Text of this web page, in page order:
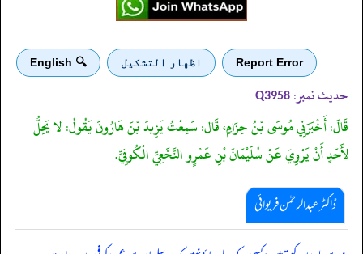
Report Error اظهار التشكيل 🔍 English
حدیث نمبر: Q3958
قَالَ: أَخْبَرَنِي مُوسَى بْنُ حِزَامٍ، قَال: سَمِعْتُ يَزِيدَ بْنَ هَارُونَ يَقُولُ: لا يَحِلُّ
لأَحَدٍ أَنْ يَرْوِيَ عَنْ سُلَيْمَانَ بْنِ عَمْرٍو النَّخَعِيِّ الْكُوفِيِّ.
ڈاکٹر عبدالرحمٰن فریوائی